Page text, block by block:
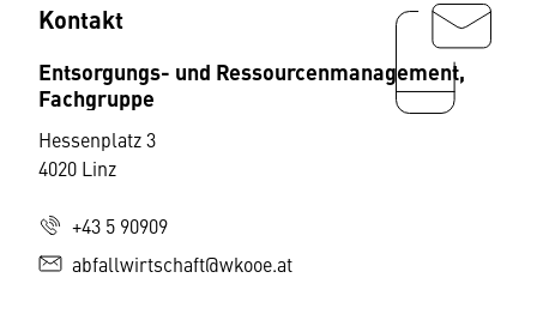
Kontakt
Entsorgungs- und Ressourcenmanagement,
Fachgruppe
Hessenplatz 3
4020 Linz
+43 5 90909
abfallwirtschaft@wkooe.at